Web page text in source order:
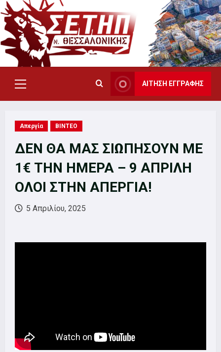
Skip
to
content
Primary
Menu
ΑΙΤΗΣΗ ΕΓΓΡΑΦΗΣ
Απεργία ΒΙΝΤΕΟ
ΔΕΝ ΘΑ ΜΑΣ ΣΙΩΠΗΣΟΥΝ ΜΕ
1€ ΤΗΝ ΗΜΕΡΑ – 9 ΑΠΡΙΛΗ
ΟΛΟΙ ΣΤΗΝ ΑΠΕΡΓΙΑ!
5 Απριλίου, 2025